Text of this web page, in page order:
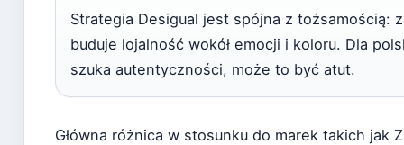
Strategia Desigual jest spójna z tożsamością:
buduje lojalność wokół emocji i koloru. Dla
szuka autentyczności, może to być atut.
Główna różnica w stosunku do marek takich jak